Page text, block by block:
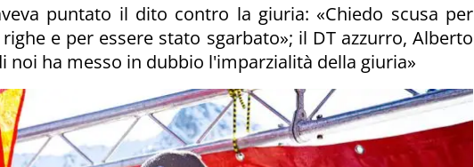
puntato il dito contro la giuria: «Chiedo scusa per
e per essere stato sgarbato»; il DT azzurro, Alberto
noi ha messo in dubbio l'imparzialità della giuria»